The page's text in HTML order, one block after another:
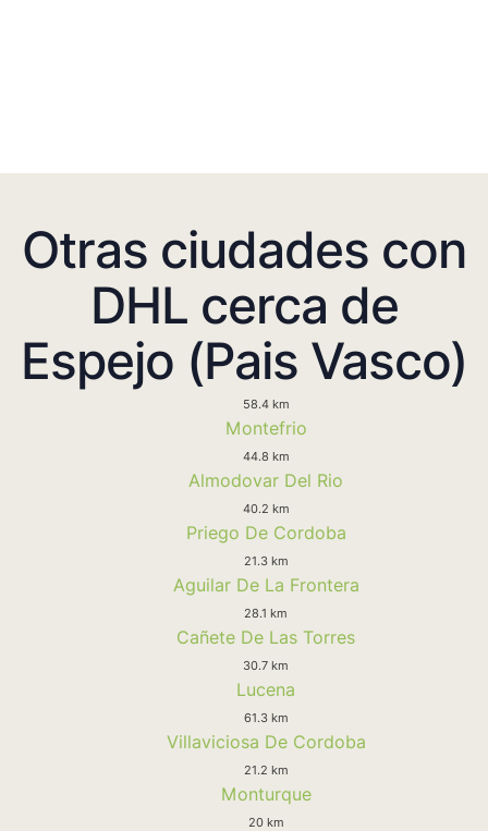
Otras ciudades con
DHL cerca de
Espejo (Pais Vasco)
58.4 km
Montefrio
44.8 km
Almodovar Del Rio
40.2 km
Priego De Cordoba
21.3 km
Aguilar De La Frontera
28.1 km
Cañete De Las Torres
30.7 km
Lucena
61.3 km
Villaviciosa De Cordoba
21.2 km
Monturque
20 km